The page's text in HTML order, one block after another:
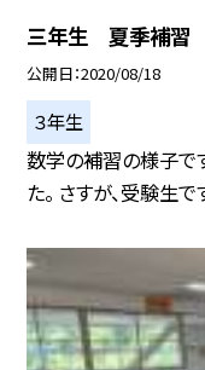
三年生 夏季補習
公開日 2020/08/18
３年生
数学の補習の様子で
た。 さすが、受験生で